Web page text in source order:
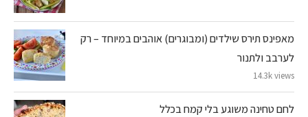
מאפינס תירס שילדים (ומבוגרים) אוהבים במיוחד – רק
לערבב ולתנור
14.3k views
לחם טחינה משוגע בלי קמח בכלל